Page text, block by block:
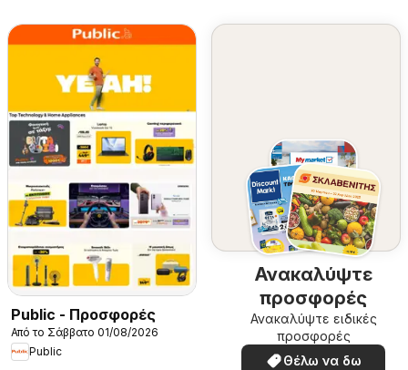
Public - Προσφορές
Από το Σάββατο 01/08/2026
Public
Ανακαλύψτε
προσφορές
Ανακαλύψτε ειδικές
προσφορές
Θέλω να δω